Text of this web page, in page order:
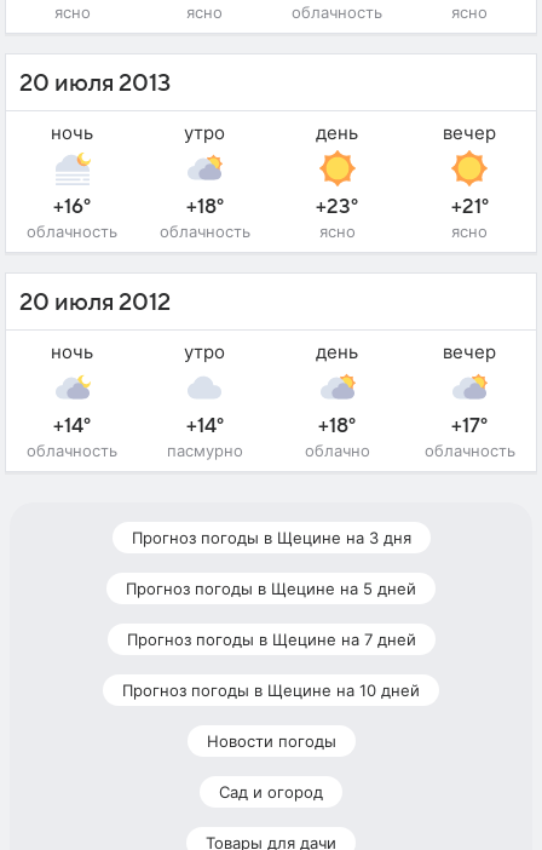
ясно ясно облачность ясно
20 июля 2013
ночь
+16°
облачность
утро
+18°
облачность
день
+23°
ясно
вечер
+21°
ясно
20 июля 2012
ночь
+14°
облачность
утро
+14°
пасмурно
день
+18°
облачно
вечер
+17°
облачность
Прогноз погоды в Щецине на 3 дня
Прогноз погоды в Щецине на 5 дней
Прогноз погоды в Щецине на 7 дней
Прогноз погоды в Щецине на 10 дней
Новости погоды
Сад и огород
Товары для дачи